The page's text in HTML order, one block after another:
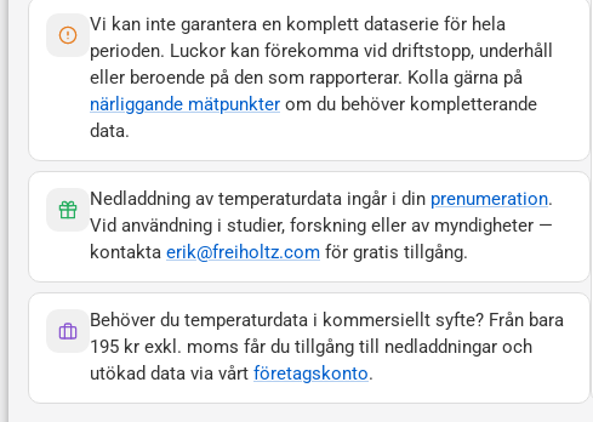
Vi kan inte garantera en komplett dataserie för hela
perioden. Luckor kan förekomma vid driftstopp, underhåll
eller beroende på den som rapporterar. Kolla gärna på
närliggande mätpunkter om du behöver kompletterande
data.
Nedladdning av temperaturdata ingår i din prenumeration.
Vid användning i studier, forskning eller av myndigheter —
kontakta erik@freiholtz.com för gratis tillgång.
Behöver du temperaturdata i kommersiellt syfte? Från bara
195 kr exkl. moms får du tillgång till nedladdningar och
utökad data via vårt företagskonto.